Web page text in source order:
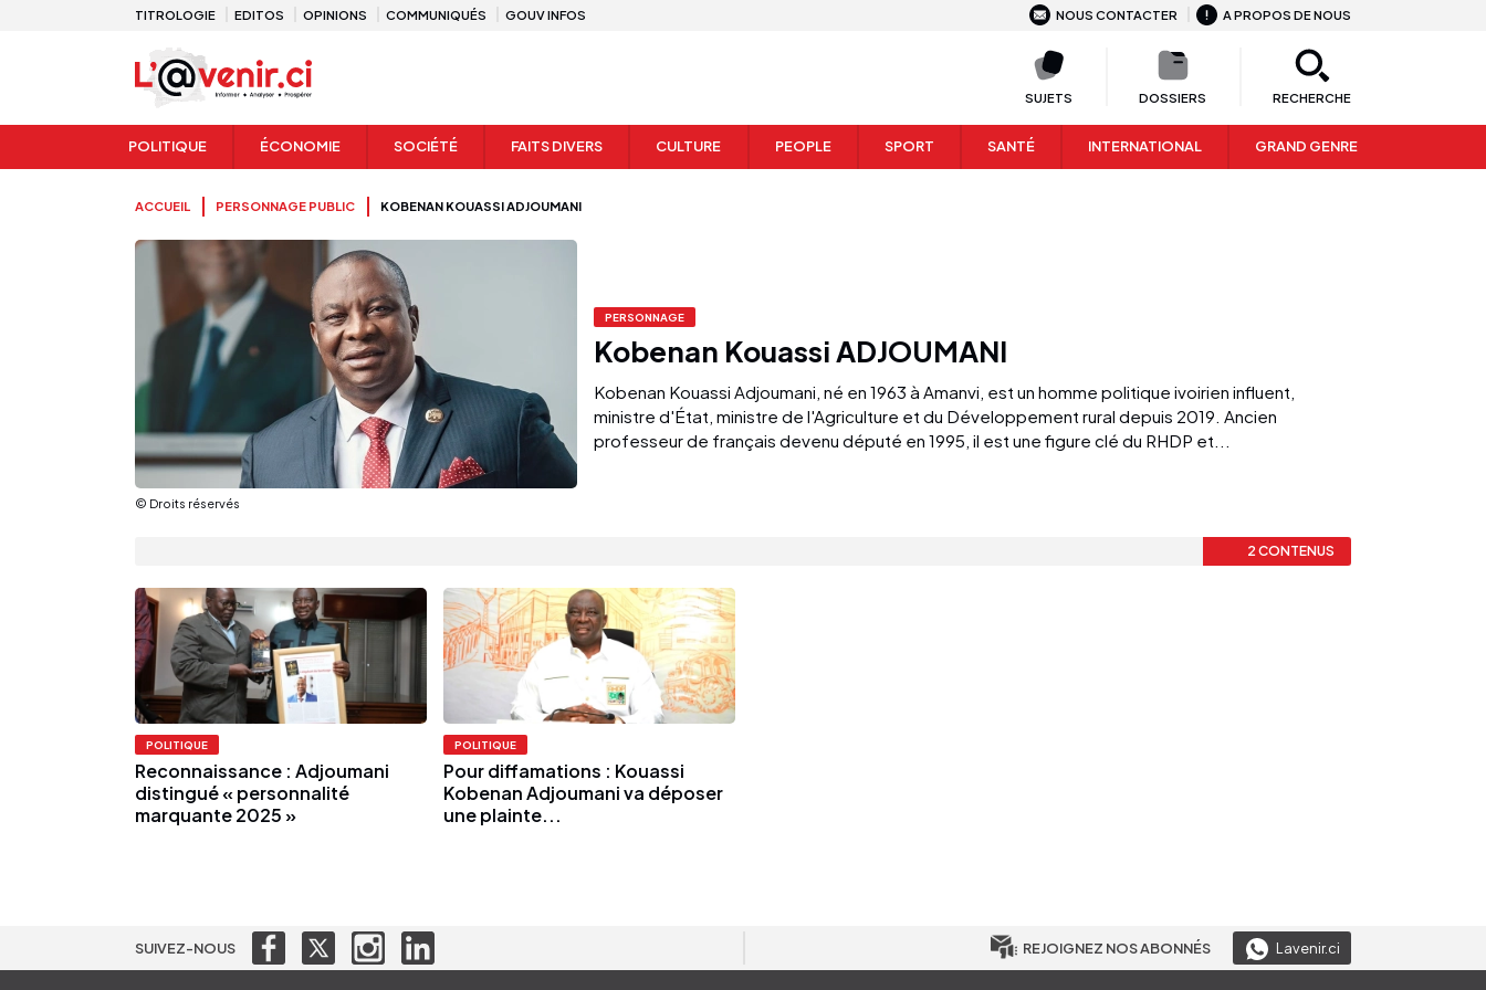
TITROLOGIE EDITOS OPINIONS COMMUNIQUÉS GOUV INFOS NOUS CONTACTER A PROPOS DE NOUS
SUJETS DOSSIERS RECHERCHE
POLITIQUE ÉCONOMIE SOCIÉTÉ FAITS DIVERS CULTURE PEOPLE SPORT SANTÉ INTERNATIONAL GRAND GENRE
ACCUEIL PERSONNAGE PUBLIC KOBENAN KOUASSI ADJOUMANI
© Droits réservés
PERSONNAGE
Kobenan Kouassi ADJOUMANI
Kobenan Kouassi Adjoumani, né en 1963 à Amanvi, est un homme politique ivoirien influent,
ministre d'État, ministre de l'Agriculture et du Développement rural depuis 2019. Ancien
professeur de français devenu député en 1995, il est une figure clé du RHDP et...
2 CONTENUS
POLITIQUE
Reconnaissance : Adjoumani
distingué « personnalité
marquante 2025 »
POLITIQUE
Pour diffamations : Kouassi
Kobenan Adjoumani va déposer
une plainte...
SUIVEZ-NOUS REJOIGNEZ NOS ABONNÉS Lavenir.ci